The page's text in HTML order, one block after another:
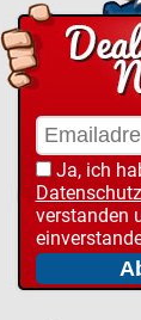
Ja, ich
verstanden